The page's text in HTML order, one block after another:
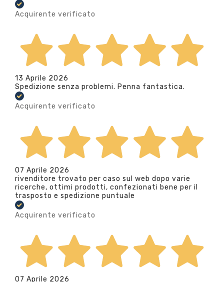
Acquirente verificato
13 Aprile 2026
Spedizione senza problemi. Penna fantastica.
Acquirente verificato
07 Aprile 2026
rivenditore trovato per caso sul web dopo varie
ricerche, ottimi prodotti, confezionati bene per il
trasposto e spedizione puntuale
Acquirente verificato
07 Aprile 2026